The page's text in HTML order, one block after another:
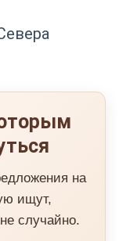
на
ищут,
случайно.